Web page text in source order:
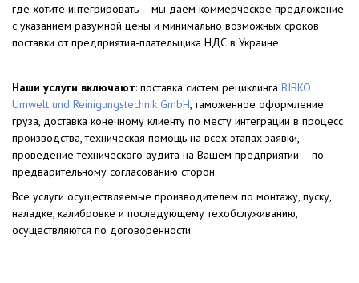
где хотите интегрировать – мы даем коммерческое предложение
с указанием разумной цены и минимально возможных сроков
поставки от предприятия-плательщика НДС в Украине.
Наши услуги включают: поставка систем рециклинга BIBKO
Umwelt und Reinigungstechnik GmbH, таможенное оформление
груза, доставка конечному клиенту по месту интеграции в процесс
производства, техническая помощь на всех этапах заявки,
проведение технического аудита на Вашем предприятии – по
предварительному согласованию сторон.
Все услуги осуществляемые производителем по монтажу, пуску,
наладке, калибровке и последующему техобслуживанию,
осуществляются по договоренности.